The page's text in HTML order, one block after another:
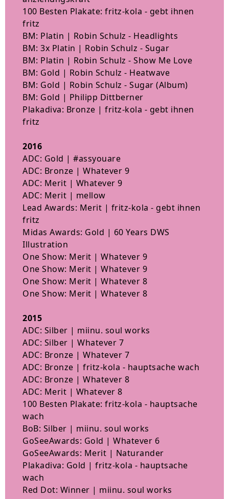
100 Besten Plakate: fritz-kola - gebt ihnen
fritz
BM: Platin | Robin Schulz - Headlights
BM: 3x Platin | Robin Schulz - Sugar
BM: Platin | Robin Schulz - Show Me Love
BM: Gold | Robin Schulz - Heatwave
BM: Gold | Robin Schulz - Sugar (Album)
BM: Gold | Philipp Dittberner
Plakadiva: Bronze | fritz-kola - gebt ihnen
fritz
2016
ADC: Gold | #assyouare
ADC: Bronze | Whatever 9
ADC: Merit | Whatever 9
ADC: Merit | mellow
Lead Awards: Merit | fritz-kola - gebt ihnen
fritz
Midas Awards: Gold | 60 Years DWS
Illustration
One Show: Merit | Whatever 9
One Show: Merit | Whatever 9
One Show: Merit | Whatever 8
One Show: Merit | Whatever 8
2015
ADC: Silber | miinu. soul works
ADC: Silber | Whatever 7
ADC: Bronze | Whatever 7
ADC: Bronze | fritz-kola - hauptsache wach
ADC: Bronze | Whatever 8
ADC: Merit | Whatever 8
100 Besten Plakate: fritz-kola - hauptsache
wach
BoB: Silber | miinu. soul works
GoSeeAwards: Gold | Whatever 6
GoSeeAwards: Merit | Naturander
Plakadiva: Gold | fritz-kola - hauptsache
wach
Red Dot: Winner | miinu. soul works